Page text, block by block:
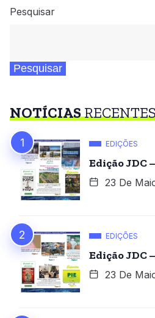
Pesquisar
Pesquisar
NOTÍCIAS
EDIÇÕES
Edição JDC
23 De
EDIÇÕES
Edição JDC
23 De